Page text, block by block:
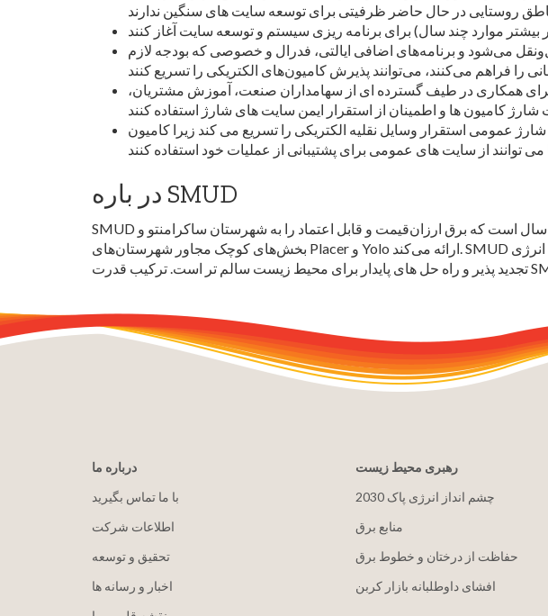
می‌شود و برنامه‌های اضافی ایالتی، فدرال و خصوصی که بودجه لازم
برای همکاری در طیف گسترده ای از سهامداران صنعت، آموزش مشتریان،
عمومی استقرار وسایل نقلیه الکتریکی را تسریع می کند زیرا کامیون
SMUD
SMUD به‌عنوان ششمین ارائه‌دهنده خدمات برق غیرانتفاعی و با مالکیت اجتماعی کشور، بیش از 70 سال است که برق ارزان‌قیمت و قابل اعتماد را به شهرستان ساکرامنتو و
بخش‌های کوچک مجاور شهرستان‌های Placer و Yolo ارائه می‌کند. SMUD یک رهبر صنعت شناخته شده و برنده جایزه برای برنامه های نوآورانه بهره وری انرژی، فناوری های انرژی
درباره ما
با ما تماس بگیرید
اطلاعات شرکت
تحقیق و توسعه
اخبار و رسانه ها
رهبری محیط زیست
2030 چشم انداز انرژی پاک
منابع برق
حفاظت از درختان و خطوط برق
افشای داوطلبانه بازار کربن